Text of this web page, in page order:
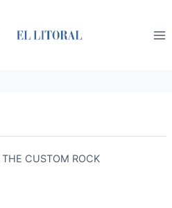
THE CUSTOM ROCK